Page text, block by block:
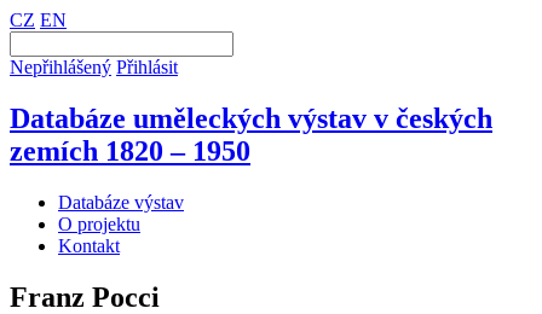
CZ EN
Nepřihlášený Přihlásit
Databáze uměleckých výstav v českých
zemích 1820 – 1950
Databáze výstav
O projektu
Kontakt
Franz Pocci